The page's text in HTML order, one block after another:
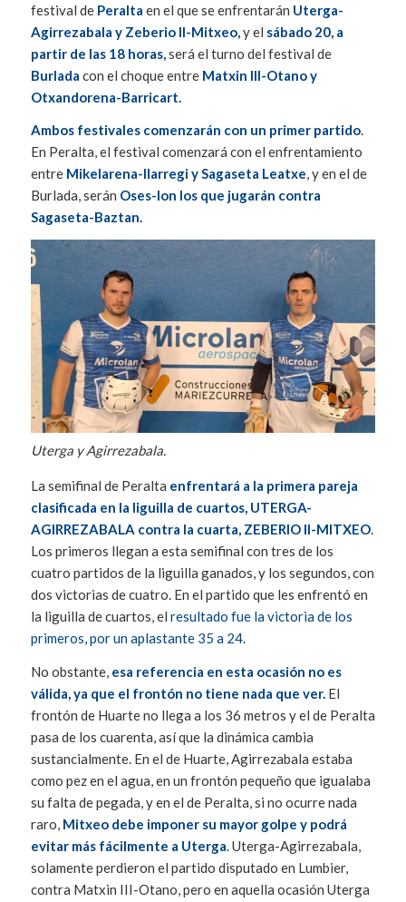
festival de Peralta en el que se enfrentarán Uterga-
Agirrezabala y Zeberio II-Mitxeo,y el sábado 20, a
partir de las 18 horas,será el turno del festival de
Burlada con el choque entre Matxin III-Otano y
Otxandorena-Barricart.
Ambos festivales comenzarán con un primer partido.
En Peralta, el festival comenzará con el enfrentamiento
entre Mikelarena-Ilarregi y Sagaseta Leatxe, y en el de
Burlada, serán Oses-Ion los que jugarán contra
Sagaseta-Baztan.
Uterga y Agirrezabala.
La semifinal de Peralta enfrentará a la primera pareja
clasificada en la liguilla de cuartos, UTERGA-
AGIRREZABALA contra la cuarta, ZEBERIO II-MITXEO.
Los primeros llegan a esta semifinal con tres de los
cuatro partidos de la liguilla ganados, y los segundos, con
dos victorias de cuatro. En el partido que les enfrentó en
la liguilla de cuartos, el resultado fue la victoria de los
primeros, por un aplastante 35 a 24.
No obstante, esa referencia en esta ocasión no es
válida, ya que el frontón no tiene nada que ver.El
frontón de Huarte no llega a los 36 metros y el de Peralta
pasa de los cuarenta, así que la dinámica cambia
sustancialmente. En el de Huarte, Agirrezabala estaba
como pez en el agua, en un frontón pequeño que igualaba
su falta de pegada, y en el de Peralta, si no ocurre nada
raro, Mitxeo debe imponer su mayor golpe y podrá
evitar más fácilmente a Uterga. Uterga-Agirrezabala,
solamente perdieron el partido disputado en Lumbier,
contra Matxin III-Otano, pero en aquella ocasión Uterga